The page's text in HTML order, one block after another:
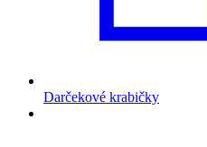
Darčekové krabičky